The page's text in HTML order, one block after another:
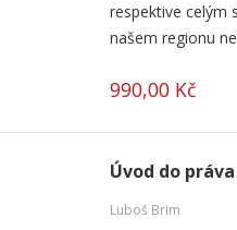
respektive celým
našem regionu
990,00 Kč
Úvod do
Luboš Brim